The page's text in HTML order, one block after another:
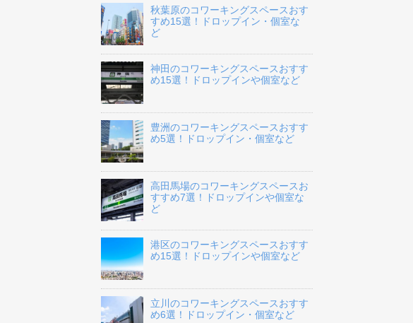
秋葉原のコワーキングスペースおす
すめ15選！ドロップイン・個室な
ど
神田のコワーキングスペースおすす
め15選！ドロップインや個室など
豊洲のコワーキングスペースおすす
め5選！ドロップイン・個室など
高田馬場のコワーキングスペースお
すすめ7選！ドロップインや個室な
ど
港区のコワーキングスペースおすす
め15選！ドロップインや個室など
立川のコワーキングスペースおすす
め6選！ドロップイン・個室など